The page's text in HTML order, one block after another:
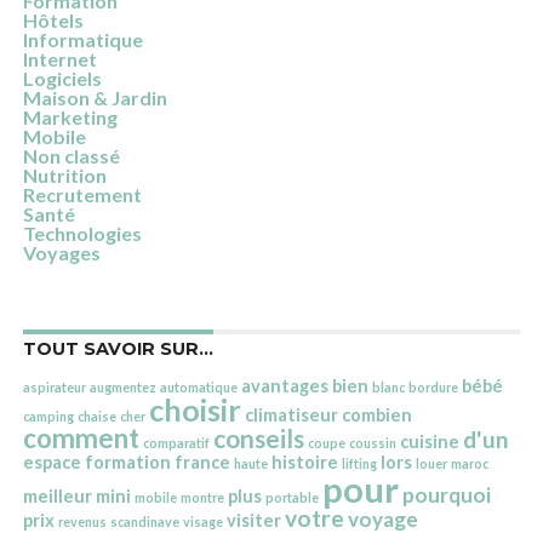
Hôtels
Informatique
Internet
Logiciels
Maison & Jardin
Marketing
Mobile
Non classé
Nutrition
Recrutement
Santé
Technologies
Voyages
TOUT SAVOIR SUR…
aspirateur augmentez automatique avantages bien blanc bordure bébé
camping chaise cher choisir climatiseur combien
comment comparatif conseils coupe coussin cuisine d'un
espace formation france haute histoire lifting lors louer maroc
meilleur mini mobile montre plus portable pour pourquoi
prix revenus scandinave visage visitervotrevoyage